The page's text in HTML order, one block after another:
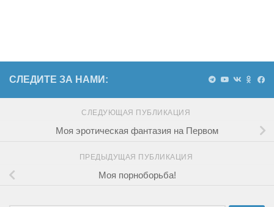
СЛЕДИТЕ ЗА НАМИ:
СЛЕДУЮЩАЯ ПУБЛИКАЦИЯ
Моя эротическая фантазия на Первом
ПРЕДЫДУЩАЯ ПУБЛИКАЦИЯ
Моя порноборьба!